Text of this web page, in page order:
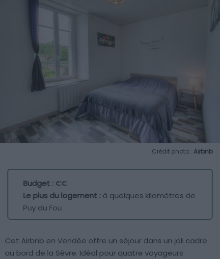
Crédit photo : Airbnb
Budget :€€
Le plus du logement : à quelques kilomètres de
Puy du Fou
Cet Airbnb en Vendée offre un séjour dans un joli cadre
au bord de la Sèvre. Idéal pour quatre voyageurs